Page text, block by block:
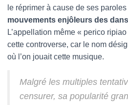
le réprimer à cause de ses
mouvements enjôleurs des
L’appellation même « perico
cette controverse, car le nom
où l’on jouait cette musique.
Malgré les multiples
censurer, sa popularité